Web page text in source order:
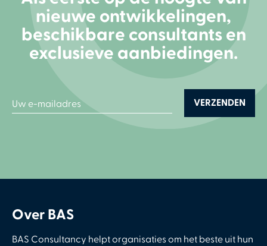
nieuwe ontwikkelingen,
beschikbare consultants en
exclusieve aanbiedingen.
Over BAS
BAS Consultancy helpt organisaties om het beste uit hun